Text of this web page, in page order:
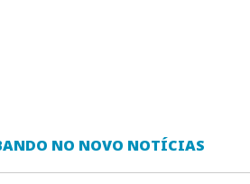
NO NOVO NOTÍCIAS